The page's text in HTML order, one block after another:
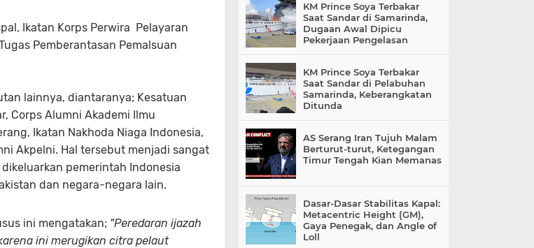
Ikatan Korps Perwira Pelayaran
Pemberantasan Pemalsuan
lainnya, diantaranya; Kesatuan
Corps Alumni Akademi Ilmu
Ikatan Nakhoda Niaga Indonesia,
Akpelni. Hal tersebut menjadi sangat
pemerintah Indonesia
dan negara-negara lain.
ini mengatakan; "Peredaran ijazah
ini merugikan citra pelaut
KM Prince Soya Terbakar
Saat Sandar di Samarinda,
Dugaan Awal Dipicu
Pekerjaan Pengelasan
KM Prince Soya Terbakar
Saat Sandar di Pelabuhan
Samarinda, Keberangkatan
Ditunda
AS Serang Iran Tujuh Malam
Berturut-turut, Ketegangan
Timur Tengah Kian Memanas
Dasar-Dasar Stabilitas Kapal:
Metacentric Height (GM),
Gaya Penegak, dan Angle of
Loll